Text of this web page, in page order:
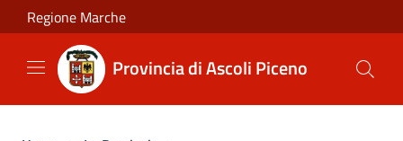
Salta al contenuto principale
Regione Marche
Provincia di Ascoli Piceno